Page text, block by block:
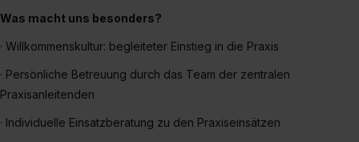
Datenschutzerklärung unter dem Punkt „Datenschutz-
einzelnen Cookies findest du durch Klick auf „Details
zeigen“. Weitere Informationen:Datenschutzerklärung
Impressum
Was macht uns besonders?
· Willkommenskultur: begleiteter Einstieg in die Praxis
· Persönliche Betreuung durch das Team der zentralen
Praxisanleitenden
· Individuelle Einsatzberatung zu den Praxiseinsätzen